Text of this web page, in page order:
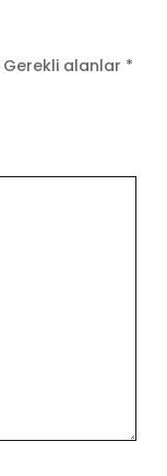
Gerekli alanlar *